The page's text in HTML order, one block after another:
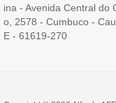
ina - Avenida Central do
o, 2578 - Cumbuco -
E - 61619-270